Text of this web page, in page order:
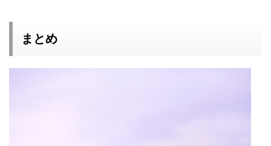
まとめ